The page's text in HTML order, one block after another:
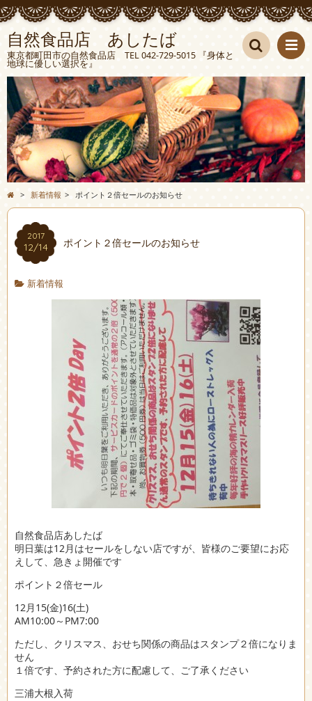
自然食品店 あしたば
東京都町田市の自然食品店 TEL 042-729-5015 『身体と
地球に優しい選択を』 検索
> 新着情報 > ポイント２倍セールのお知らせ
2017
12/14 ポイント２倍セールのお知らせ
新着情報
自然食品店あしたば
明日葉は12月はセールをしない店ですが、皆様のご要望にお応
えして、急きょ開催です
ポイント２倍セール
12月15(金)16(土)
AM10:00～PM7:00
ただし、クリスマス、おせち関係の商品はスタンプ２倍になりま
せん
１倍です、予約された方に配慮して、ご了承ください
三浦大根入荷